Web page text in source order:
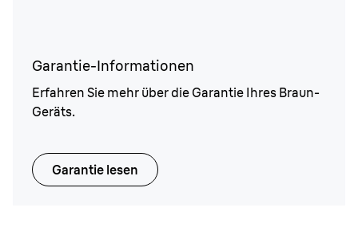
Garantie-Informationen
Erfahren Sie mehr über die Garantie Ihres Braun-
Geräts.
Garantie lesen